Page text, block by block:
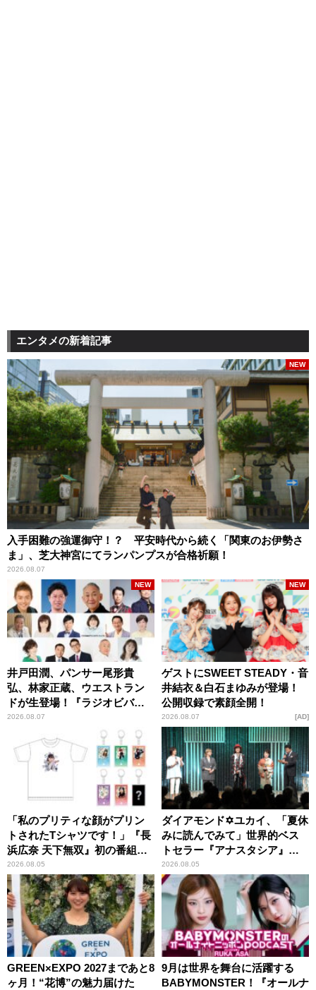
エンタメの新着記事
入手困難の強運御守！？ 平安時代から続く「関東のお伊勢さ
ま」、芝大神宮にてランパンプスが合格祈願！
2026.08.07
NEW
井戸田潤、パンサー尾形貴
弘、林家正蔵、ウエストラン
ドが生登場！『ラジオビバリ
ー昼ズ』
2026.08.07
NEW
ゲストにSWEET STEADY・音
井結衣＆白石まゆみが登場！
公開収録で素顔全開！
2026.08.07
NEW
AD
「私のプリティな顔がプリン
トされたTシャツです！」『長
浜広奈 天下無双』初の番組グ
ッズ発売
2026.08.05
ダイアモンド✡ユカイ、「夏休
みに読んでみて」世界的ベス
トセラー『アナスタシア』を
紹介
2026.08.05
GREEN×EXPO 2027まであと8
ヶ月！“花博”の魅力届けた
9月は世界を舞台に活躍する
BABYMONSTER！『オールナ